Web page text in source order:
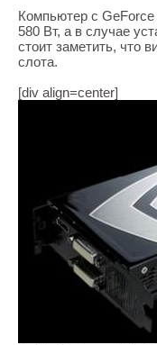
Компьютер с
580 Вт, а в случае
стоит заметить, что
слота.
[div align=center]